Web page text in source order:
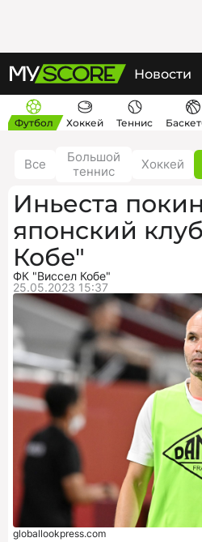
Новости
Футбол Хоккей Теннис
Все
Большой
теннис
Хоккей
Иньеста
японский
Кобе"
ФК "Виссел Кобе"
25.05.2023 15:37
globallookpress.com